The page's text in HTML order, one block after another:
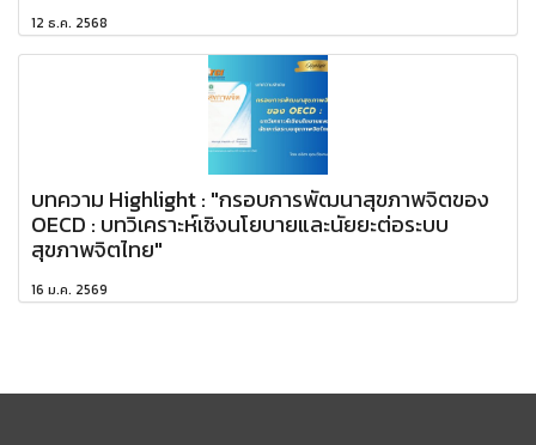
12 ธ.ค. 2568
บทความ Highlight : "กรอบการพัฒนาสุขภาพจิตของ
OECD : บทวิเคราะห์เชิงนโยบายและนัยยะต่อระบบ
สุขภาพจิตไทย"
16 ม.ค. 2569